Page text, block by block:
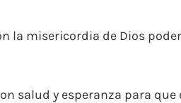
la misericordia de Dios
salud y esperanza para que